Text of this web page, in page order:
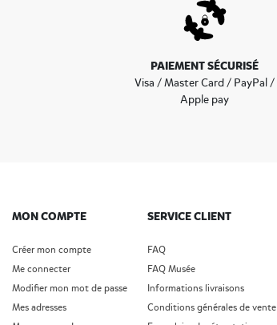
PAIEMENT SÉCURISÉ
Visa / Master Card / PayPal /
Apple pay
MON COMPTE
Créer mon compte
Me connecter
Modifier mon mot de passe
Mes adresses
SERVICE CLIENT
FAQ
FAQ Musée
Informations livraisons
Conditions générales de vente